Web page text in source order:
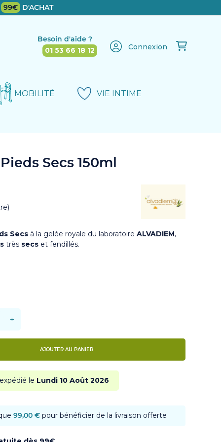
99€ D'ACHAT
Besoin d'aide ?
01 53 66 18 12
Connexion
MOBILITÉ VIE INTIME
Secs 150ml
Secsà la gelée royale du laboratoire ALVADIEM,
très secset fendillés.
+
AJOUTER AU PANIER
le Lundi 10 Août 2026
99,00 €pour bénéficier de la livraison offerte